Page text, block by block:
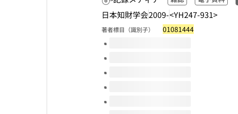
日本知財学会2009-<YH247-931>
著者標目（識別子） 01081444
このタイトルの巻号